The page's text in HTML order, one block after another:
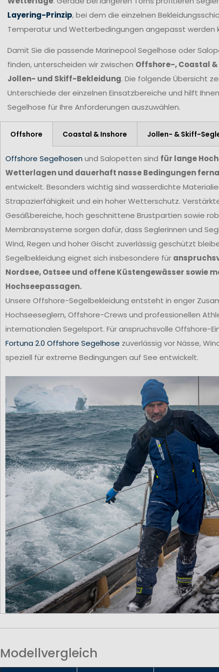
Layering-Prinzip, bei dem die einzelnen
Temperatur und Wetterbedingungen angepasst werden
Damit Sie die passende Marinepool Segelhose oder
finden, unterscheiden wir zwischen Offshore-, Coastal
Jollen- und Skiff-Bekleidung. Die folgende Übersicht
Unterschiede der einzelnen Einsatzbereiche und hilft
Segelhose für Ihre Anforderungen auszuwählen.
Offshore Coastal & Inshore Jollen- & Skiff-
Offshore Segelhosen und Salopetten sind für lange
Wetterlagen und dauerhaft nasse Bedingungen
entwickelt. Besonders wichtig sind wasserdichte
Strapazierfähigkeit und ein hoher Wetterschutz.
Gesäßbereiche, hoch geschnittene Brustpartien sowie
Membransysteme sorgen dafür, dass Seglerinnen und
Wind, Regen und hoher Gischt zuverlässig geschützt
Segelbekleidung eignet sich insbesondere für
Nordsee, Ostsee und offene Küstengewässer sowie
Hochseepassagen.
Unsere Offshore-Segelbekleidung entsteht in enger
Hochseeseglern, Offshore-Crews und professionellen
internationalen Segelsport. Für anspruchsvolle Offshore-
Fortuna 2.0 Offshore Segelhose zuverlässig vor Nässe,
speziell für extreme Bedingungen auf See entwickelt.
Modellvergleich